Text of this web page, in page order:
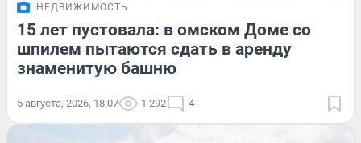
НЕДВИЖИМОСТЬ
15 лет пустовала: в омском Доме со
шпилем пытаются сдать в аренду
знаменитую башню
5 августа, 2026, 18:07 1 292 4